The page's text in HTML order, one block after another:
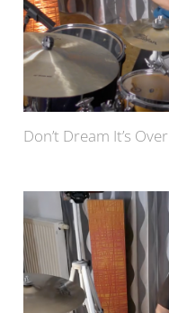
Don’t Dream It’s Over